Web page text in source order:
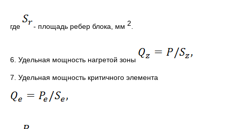
где - площадь ребер блока, мм 2
6. Удельная мощность нагретой зоны
7. Удельная мощность критичного элемента